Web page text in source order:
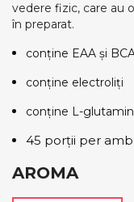
vedere fizic, care au
în preparat.
conține EAA și
conține electroliți
conține L-
45 porții per
AROMA